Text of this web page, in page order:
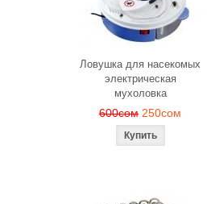
Ловушка для насекомых
электрическая
мухоловка
600сом 250сом